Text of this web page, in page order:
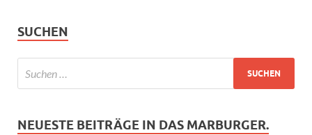
SUCHEN
NEUESTE BEITRÄGE IN DAS MARBURGER.